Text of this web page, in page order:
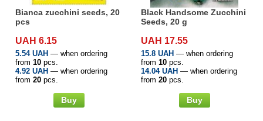
Bianca zucchini seeds, 20
pcs
UAH 6.15
5.54 UAH — when ordering
from 10 pcs.
4.92 UAH — when ordering
from 20 pcs.
Buy
Black Handsome Zucchini
Seeds, 20 g
UAH 17.55
15.8 UAH — when ordering
from 10 pcs.
14.04 UAH — when ordering
from 20 pcs.
Buy
Архив